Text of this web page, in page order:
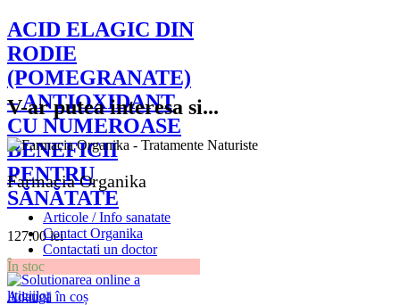
ACID ELAGIC DIN
RODIE
(POMEGRANATE)
– ANTIOXIDANT
CU NUMEROASE
BENEFICII
PENTRU
SĂNĂTATE
127.00lei
În stoc
Adaugă în coș
V-ar putea interesa si...
Farmacia Organika
Articole / Info sanatate
Contact Organika
Contactati un doctor